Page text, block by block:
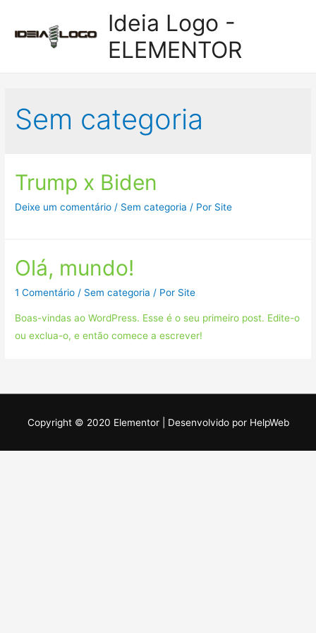
Ideia Logo -
ELEMENTOR
Sem categoria
Trump x Biden
Deixe um comentário / Sem categoria / Por Site
Olá, mundo!
1 Comentário / Sem categoria / Por Site
Boas-vindas ao WordPress. Esse é o seu primeiro post. Edite-o
ou exclua-o, e então comece a escrever!
Copyright © 2020 Elementor | Desenvolvido por HelpWeb